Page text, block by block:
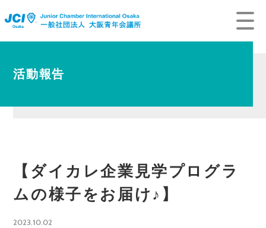
活動報告
【ダイカレ企業見学プログラ
ムの様子をお届け♪】
2023.10.02